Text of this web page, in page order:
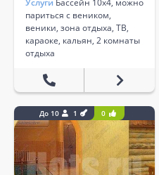
Услуги Бассейн 10х4, можно
париться с веником,
веники, зона отдыха, ТВ,
караоке, кальян, 2 комнаты
отдыха
До 10 1 0